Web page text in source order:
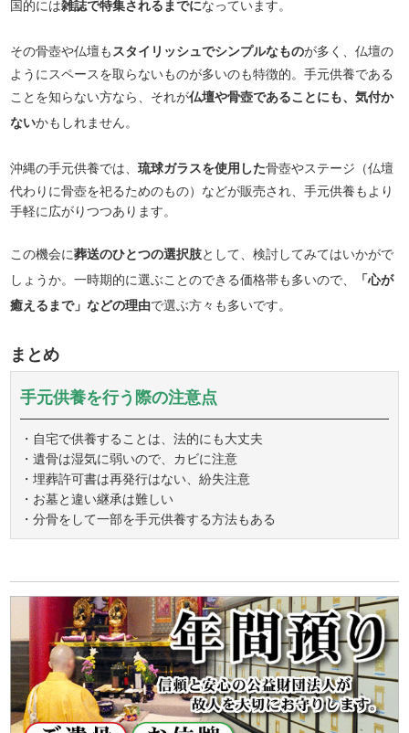
国的には雑誌で特集されるまでになっています。
その骨壺や仏壇もスタイリッシュでシンプルなものが多く、仏壇の
ようにスペースを取らないものが多いのも特徴的。手元供養である
ことを知らない方なら、それが仏壇や骨壺であることにも、気付か
ないかもしれません。
沖縄の手元供養では、琉球ガラスを使用した骨壺やステージ（仏壇
代わりに骨壺を祀るためのもの）などが販売され、手元供養もより
手軽に広がりつつあります。
この機会に葬送のひとつの選択肢として、検討してみてはいかがで
しょうか。一時期的に選ぶことのできる価格帯も多いので、
「心が
癒えるまで」などの理由で選ぶ方々も多いです。
まとめ
手元供養を行う際の注意点
・自宅で供養することは、法的にも大丈夫
・遺骨は湿気に弱いので、カビに注意
・埋葬許可書は再発行はない、紛失注意
・お墓と違い継承は難しい
・分骨をして一部を手元供養する方法もある